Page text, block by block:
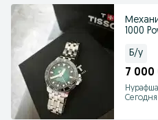
1000
Б/у
7 000